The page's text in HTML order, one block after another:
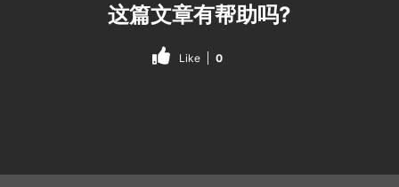
这篇文章有帮助吗?
Like 0